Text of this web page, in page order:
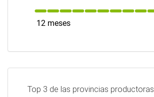
12 meses
Top 3 de las provincias productoras